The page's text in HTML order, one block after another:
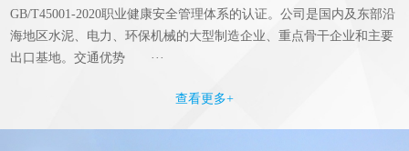
GB/T45001-2020职业健康安全管理体系的认证。公司是国内及东部沿
海地区水泥、电力、环保机械的大型制造企业、重点骨干企业和主要
出口基地。交通优势 ···
查看更多+